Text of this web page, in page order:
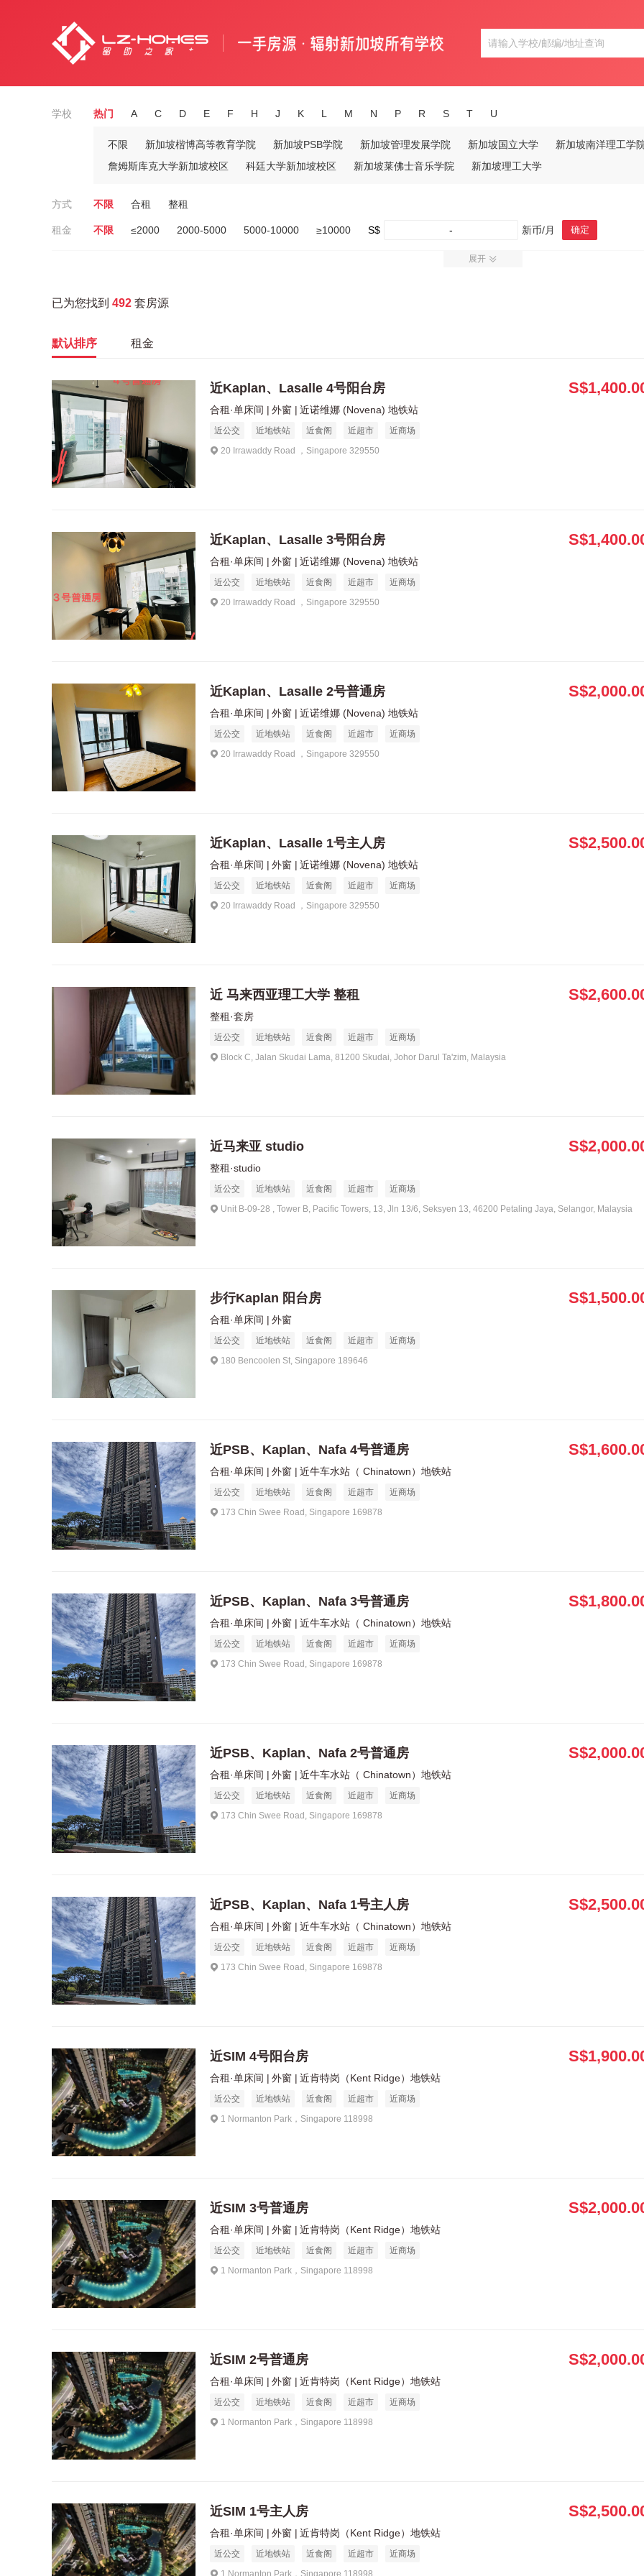
学校 热门 A C D E F H J K L M N P R S T U
不限 新加坡楷博高等教育学院 新加坡PSB学院 新加坡管理发展学院 新加坡国立大学 新加坡南洋理工学
詹姆斯库克大学新加坡校区
科廷大学新加坡校区 新加坡莱佛士音乐学院 新加坡理工大学
方式 不限 合租 整租
租金 不限 ≤2000 2000-5000 5000-10000 ≥10000 S$ - 新币/月 确定
展开
已为您找到 492 套房源
默认排序 租金
近Kaplan、Lasalle 4号阳台房
合租·单床间 外窗 近诺维娜 (Novena) 地铁站
近公交 近地铁站 近食阁 近超市
近商场
20 Irrawaddy Road ，Singapore 329550
近Kaplan、Lasalle 3号阳台房
合租·单床间 外窗 近诺维娜 (Novena) 地铁站
近公交 近地铁站 近食阁 近超市
近商场
20 Irrawaddy Road ，Singapore 329550
近Kaplan、Lasalle 2号普通房
合租·单床间 外窗 近诺维娜 (Novena) 地铁站
近公交 近地铁站 近食阁 近超市
近商场
20 Irrawaddy Road ，Singapore 329550
近Kaplan、Lasalle 1号主人房
合租·单床间 外窗 近诺维娜 (Novena) 地铁站
近公交 近地铁站 近食阁 近超市
近商场
20 Irrawaddy Road ，Singapore 329550
近 马来西亚理工大学 整租
整租·套房
近公交 近地铁站 近食阁 近超市
近商场
Block C, Jalan Skudai Lama, 81200 Skudai, Johor Darul Ta'zim, Malaysia
近马来亚 studio
整租·studio
近公交 近地铁站 近食阁 近超市
近商场
Unit B-09-28 , Tower B, Pacific Towers, 13, Jln 13/6, Seksyen 13, 46200 Petaling Jaya, Selangor, Malaysia
步行Kaplan 阳台房
合租·单床间 外窗
近公交 近地铁站 近食阁 近超市
近商场
180 Bencoolen St, Singapore 189646
近PSB、Kaplan、Nafa 4号普通房
合租·单床间 外窗 近牛车水站（ Chinatown）地铁站
近公交 近地铁站 近食阁 近超市
近商场
173 Chin Swee Road, Singapore 169878
近PSB、Kaplan、Nafa 3号普通房
合租·单床间 外窗 近牛车水站（ Chinatown）地铁站
近公交 近地铁站 近食阁 近超市
近商场
173 Chin Swee Road, Singapore 169878
近PSB、Kaplan、Nafa 2号普通房
合租·单床间 外窗 近牛车水站（ Chinatown）地铁站
近公交 近地铁站 近食阁 近超市
近商场
173 Chin Swee Road, Singapore 169878
近PSB、Kaplan、Nafa 1号主人房
合租·单床间 外窗 近牛车水站（ Chinatown）地铁站
近公交 近地铁站 近食阁 近超市
近商场
173 Chin Swee Road, Singapore 169878
近SIM 4号阳台房
合租·单床间 外窗 近肯特岗（Kent Ridge）地铁站
近公交 近地铁站 近食阁 近超市
近商场
1 Normanton Park，Singapore 118998
近SIM 3号普通房
合租·单床间 外窗 近肯特岗（Kent Ridge）地铁站
近公交 近地铁站 近食阁 近超市
近商场
1 Normanton Park，Singapore 118998
近SIM 2号普通房
合租·单床间 外窗 近肯特岗（Kent Ridge）地铁站
近公交 近地铁站 近食阁 近超市
近商场
1 Normanton Park，Singapore 118998
近SIM 1号主人房
合租·单床间 外窗 近肯特岗（Kent Ridge）地铁站
近公交 近地铁站 近食阁 近超市
近商场
1 Normanton Park，Singapore 118998